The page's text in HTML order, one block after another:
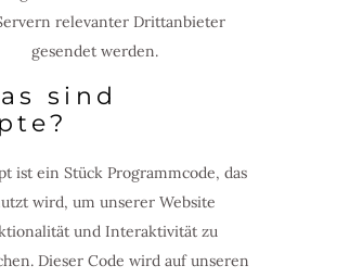
relevanter Drittanbieter
gesendet werden.
sind
ist ein Stück Programmcode, das
wird, um unserer Website
und Interaktivität zu
Dieser Code wird auf unseren